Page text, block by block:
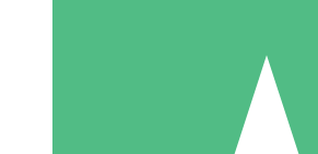
Pacotes de Créditos